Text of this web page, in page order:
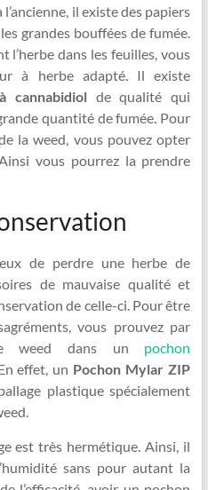
il existe des papiers
grandes bouffées de fumée.
l’herbe dans les feuilles, vous
à herbe adapté. Il existe
cannabidiolde qualité qui
quantité de fumée. Pour
la weed, vous pouvez opter
vous pourrez la prendre
de perdre une herbe de
de mauvaise qualité et
de celle-ci. Pour être
vous prouvez par
weed dans un pochon
effet, un Pochon Mylar ZIP
plastique spécialement
est très hermétique. Ainsi, il
sans pour autant la